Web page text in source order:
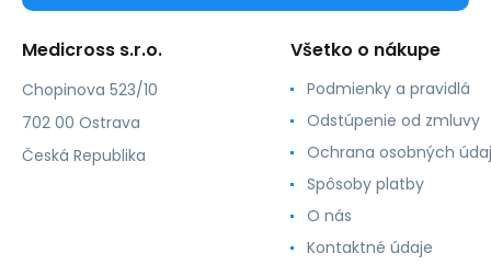
Medicross s.r.o.
Chopinova 523/10
702 00 Ostrava
Česká Republika
Všetko o nákupe
Podmienky a pravidlá
Odstúpenie od zmluvy
Ochrana osobných
Spôsoby platby
O nás
Kontaktné údaje